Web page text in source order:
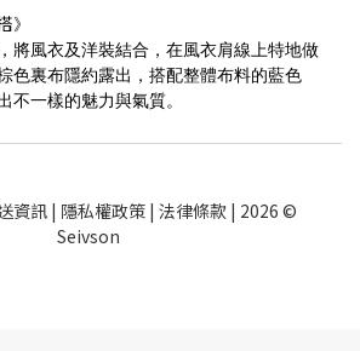
》
將風衣及洋裝結合，在風衣肩線上特地做
色裏布隱約露出，搭配整體布料的藍色
不一樣的魅力與氣質。
資訊| 隱私權政策| 法律條款| 2026 ©
Seivson